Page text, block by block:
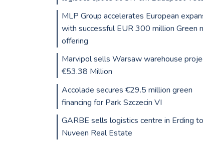
MLP Group accelerates European
with successful EUR 300 million Green
offering
Marvipol sells Warsaw warehouse
€53.38 Million
Accolade secures €29.5 million green
financing for Park Szczecin VI
GARBE sells logistics centre in Erding to
Nuveen Real Estate